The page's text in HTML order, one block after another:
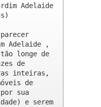
Adelaide
Adelaide ,
longe de
de
inteiras,
de
sua
e serem